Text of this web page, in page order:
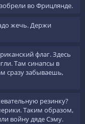
во Фрицлянде.
жечь. Держи
флаг. Здесь
Там синапсы в
сразу забываешь,
резинку?
Таким образом,
войну дяде Сэму.